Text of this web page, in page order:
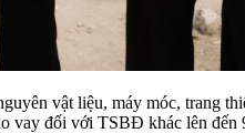
vật liệu, máy móc, trang
đối với TSBĐ khác lên đến